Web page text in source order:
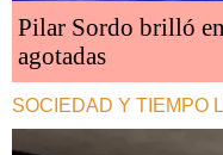
Pilar Sordo brilló
agotadas
SOCIEDAD Y TIEMPO